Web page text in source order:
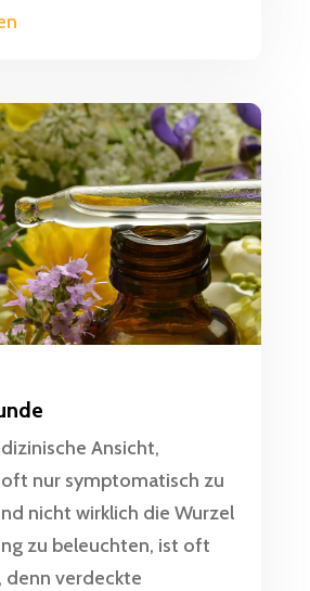
Ansicht,
nur symptomatisch zu
nicht wirklich die Wurzel
zu beleuchten, ist oft
verdeckte